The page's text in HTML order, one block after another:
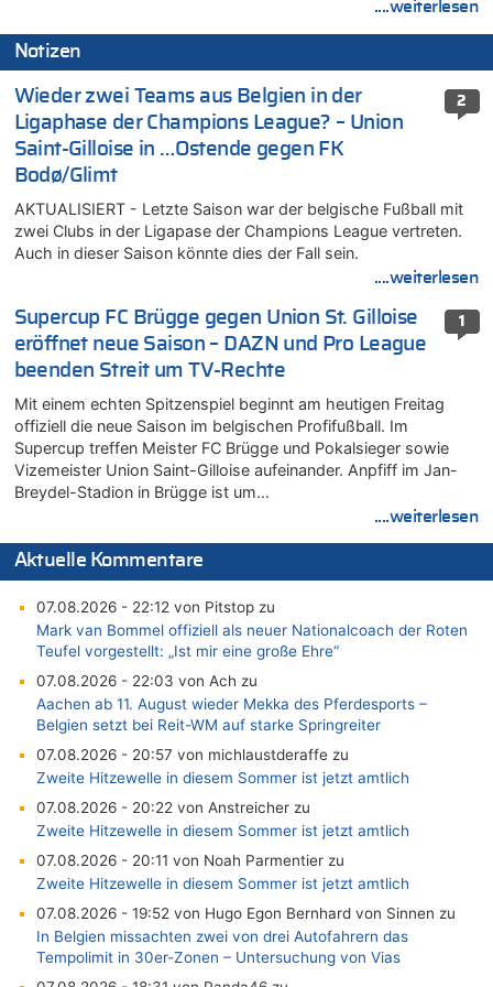
....weiterlesen
Notizen
2
Wieder zwei Teams aus Belgien in der
Ligaphase der Champions League? – Union
Saint-Gilloise in …Ostende gegen FK
Bodø/Glimt
AKTUALISIERT - Letzte Saison war der belgische Fußball mit
zwei Clubs in der Ligapase der Champions League vertreten.
Auch in dieser Saison könnte dies der Fall sein.
....weiterlesen
1
Supercup FC Brügge gegen Union St. Gilloise
eröffnet neue Saison – DAZN und Pro League
beenden Streit um TV-Rechte
Mit einem echten Spitzenspiel beginnt am heutigen Freitag
offiziell die neue Saison im belgischen Profifußball. Im
Supercup treffen Meister FC Brügge und Pokalsieger sowie
Vizemeister Union Saint-Gilloise aufeinander. Anpfiff im Jan-
Breydel-Stadion in Brügge ist um…
....weiterlesen
Aktuelle Kommentare
07.08.2026 - 22:12 von Pitstop zu
Mark van Bommel offiziell als neuer Nationalcoach der Roten
Teufel vorgestellt: „Ist mir eine große Ehre“
07.08.2026 - 22:03 von Ach zu
Aachen ab 11. August wieder Mekka des Pferdesports –
Belgien setzt bei Reit-WM auf starke Springreiter
07.08.2026 - 20:57 von michlaustderaffe zu
Zweite Hitzewelle in diesem Sommer ist jetzt amtlich
07.08.2026 - 20:22 von Anstreicher zu
Zweite Hitzewelle in diesem Sommer ist jetzt amtlich
07.08.2026 - 20:11 von Noah Parmentier zu
Zweite Hitzewelle in diesem Sommer ist jetzt amtlich
07.08.2026 - 19:52 von Hugo Egon Bernhard von Sinnen zu
In Belgien missachten zwei von drei Autofahrern das
Tempolimit in 30er-Zonen – Untersuchung von Vias